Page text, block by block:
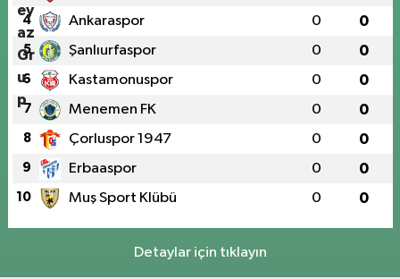
4 Ankaraspor 0 0
5 Şanlıurfaspor 0 0
6 Kastamonuspor 0 0
7 Menemen FK 0 0
8 Çorluspor 1947 0 0
9 Erbaaspor 0 0
10 Muş Sport Klübü 0 0
Detaylar için tıklayın